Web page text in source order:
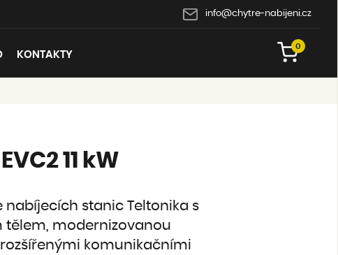
info@chytre-nabijeni.cz
KONTAKTY
0
11 kW
nabíjecích stanic Teltonika s
tělem, modernizovanou
komunikačními